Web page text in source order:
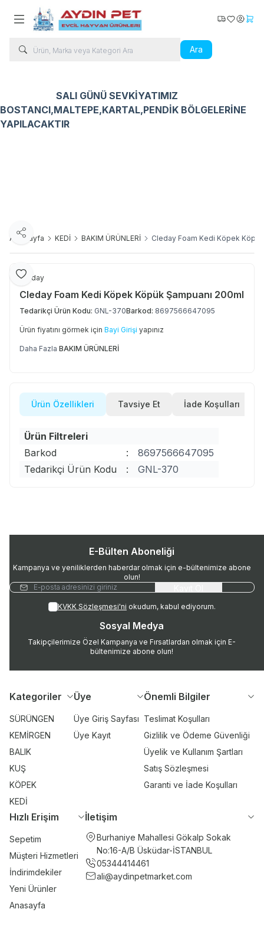
Ara
Kargo Takip
Favorilerim
SALI GÜNÜ SEVKİYATIMIZ
BOSTANCI,MALTEPE,KARTAL,PENDİK BÖLGELERİNE
YAPILACAKTIR
Ana Sayfa KEDİ BAKIM ÜRÜNLERİ Cleday Foam Kedi Köpek
Favoriye Ekle
Paylaş
Cleday
Cleday Foam Kedi Köpek Köpük Şampuanı 200ml
Tedarikçi Ürün Kodu: GNL-370Barkod: 8697566647095
Ürün fiyatını görmek için Bayi Girişi yapınız
Daha Fazla BAKIM ÜRÜNLERİ
Ürün Özellikleri Tavsiye Et İade Koşulları
Ürün Filtreleri
Barkod
:
8697566647095
Tedarikçi Ürün Kodu
: GNL-370
E-Bülten Aboneliği
Kampanya ve yeniliklerden haberdar olmak için e-bültenimize abone
olun!
KVKK Sözleşmesi'ni okudum, kabul ediyorum.
Sosyal Medya
Takipçilerimize Özel Kampanya ve Fırsatlardan olmak için E-
bültenimize abone olun!
Kategoriler
SÜRÜNGEN
KEMİRGEN
BALIK
KUŞ
KÖPEK
KEDİ
Üye
Üye Giriş Sayfası
Üye Kayıt
Önemli Bilgiler
Teslimat Koşulları
Gizlilik ve Ödeme Güvenliği
Üyelik ve Kullanım Şartları
Satış Sözleşmesi
Garanti ve İade Koşulları
Hızlı Erişim
Sepetim
Müşteri Hizmetleri
İndirimdekiler
Yeni Ürünler
Anasayfa
İletişim
Burhaniye Mahallesi Gökalp Sokak
No:16-A/B Üsküdar-İSTANBUL
05344414461
ali@aydinpetmarket.com